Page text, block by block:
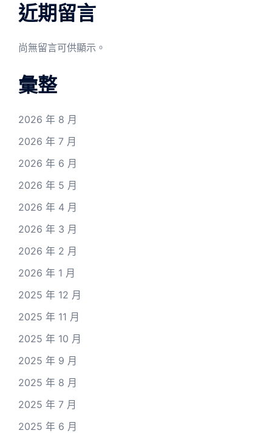
近期留言
尚無留言可供顯示。
彙整
2026 年 8 月
2026 年 7 月
2026 年 6 月
2026 年 5 月
2026 年 4 月
2026 年 3 月
2026 年 2 月
2026 年 1 月
2025 年 12 月
2025 年 11 月
2025 年 10 月
2025 年 9 月
2025 年 8 月
2025 年 7 月
2025 年 6 月